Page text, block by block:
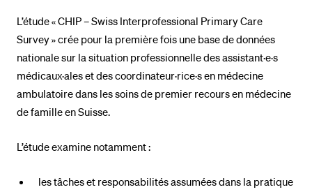
L’étude « CHIP – Swiss Interprofessional Primary Care
Survey » crée pour la première fois une base de données
nationale sur la situation professionnelle des assistant·e·s
médicaux·ales et des coordinateur·rice·s en médecine
ambulatoire dans les soins de premier recours en médecine
de famille en Suisse.
L’étude examine notamment :
les tâches et responsabilités assumées dans la pratique